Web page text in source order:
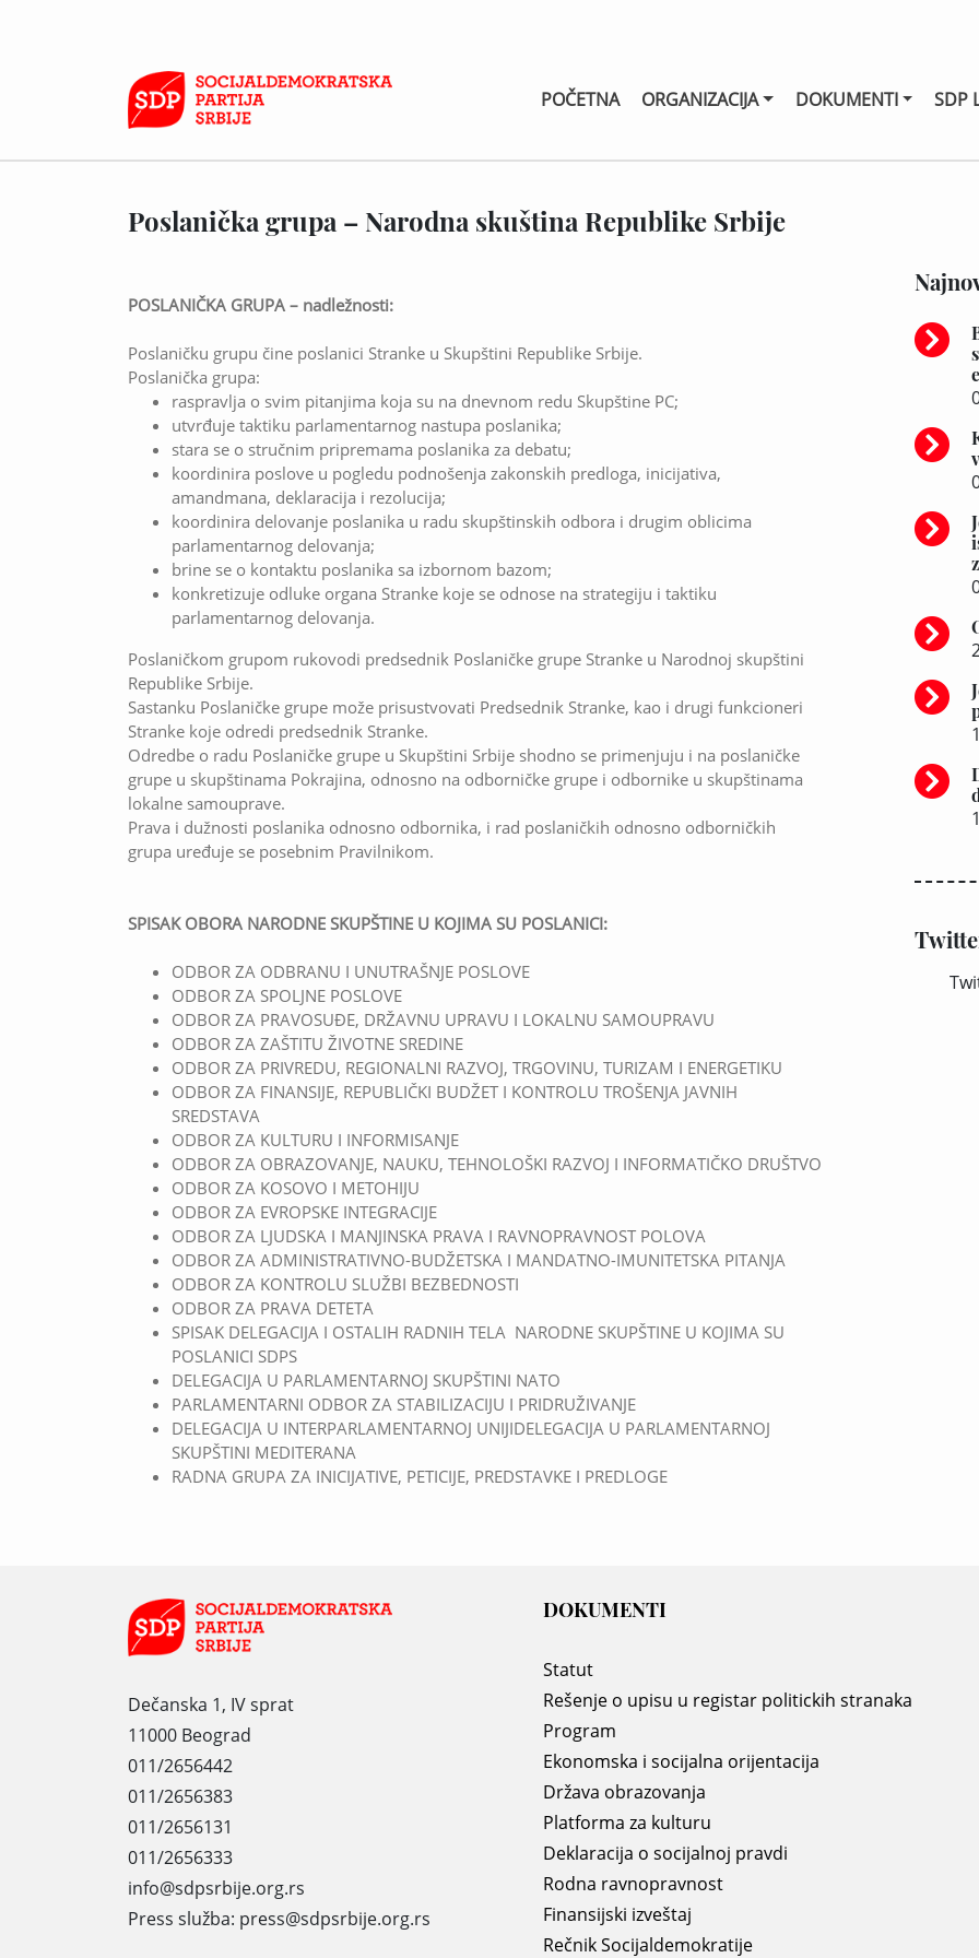
POČETNA ORGANIZACIJA DOKUMENTI SDP
Poslanička grupa – Narodna skuština Republike Srbije
POSLANIČKA GRUPA – nadležnosti:
Poslaničku grupu čine poslanici Stranke u Skupštini Republike Srbije.
Poslanička grupa:
raspravlja o svim pitanjima koja su na dnevnom redu Skupštine PC;
utvrđuje taktiku parlamentarnog nastupa poslanika;
stara se o stručnim pripremama poslanika za debatu;
koordinira poslove u pogledu podnošenja zakonskih predloga, inicijativa,
amandmana, deklaracija i rezolucija;
koordinira delovanje poslanika u radu skupštinskih odbora i drugim oblicima
parlamentarnog delovanja;
brine se o kontaktu poslanika sa izbornom bazom;
konkretizuje odluke organa Stranke koje se odnose na strategiju i taktiku
parlamentarnog delovanja.
Poslaničkom grupom rukovodi predsednik Poslaničke grupe Stranke u Narodnoj skupštini
Republike Srbije.
Sastanku Poslaničke grupe može prisustvovati Predsednik Stranke, kao i drugi funkcioneri
Stranke koje odredi predsednik Stranke.
Odredbe o radu Poslaničke grupe u Skupštini Srbije shodno se primenjuju i na poslaničke
grupe u skupštinama Pokrajina, odnosno na odborničke grupe i odbornike u skupštinama
lokalne samouprave.
Prava i dužnosti poslanika odnosno odbornika, i rad poslaničkih odnosno odborničkih
grupa uređuje se posebnim Pravilnikom.
SPISAK OBORA NARODNE SKUPŠTINE U KOJIMA SU POSLANICI:
ODBOR ZA ODBRANU I UNUTRAŠNJE POSLOVE
ODBOR ZA SPOLJNE POSLOVE
ODBOR ZA PRAVOSUĐE, DRŽAVNU UPRAVU I LOKALNU SAMOUPRAVU
ODBOR ZA ZAŠTITU ŽIVOTNE SREDINE
ODBOR ZA PRIVREDU, REGIONALNI RAZVOJ, TRGOVINU, TURIZAM I ENERGETIKU
ODBOR ZA FINANSIJE, REPUBLIČKI BUDŽET I KONTROLU TROŠENJA JAVNIH
SREDSTAVA
ODBOR ZA KULTURU I INFORMISANJE
ODBOR ZA OBRAZOVANJE, NAUKU, TEHNOLOŠKI RAZVOJ I INFORMATIČKO DRUŠTVO
ODBOR ZA KOSOVO I METOHIJU
ODBOR ZA EVROPSKE INTEGRACIJE
ODBOR ZA LJUDSKA I MANJINSKA PRAVA I RAVNOPRAVNOST POLOVA
ODBOR ZA ADMINISTRATIVNO-BUDŽETSKA I MANDATNO-IMUNITETSKA PITANJA
ODBOR ZA KONTROLU SLUŽBI BEZBEDNOSTI
ODBOR ZA PRAVA DETETA
SPISAK DELEGACIJA I OSTALIH RADNIH TELA NARODNE SKUPŠTINE U KOJIMA SU
POSLANICI SDPS
DELEGACIJA U PARLAMENTARNOJ SKUPŠTINI NATO
PARLAMENTARNI ODBOR ZA STABILIZACIJU I PRIDRUŽIVANJE
DELEGACIJA U INTERPARLAMENTARNOJ UNIJIDELEGACIJA U PARLAMENTARNOJ
SKUPŠTINI MEDITERANA
RADNA GRUPA ZA INICIJATIVE, PETICIJE, PREDSTAVKE I PREDLOGE
Dečanska 1, IV sprat
11000 Beograd
011/2656442
011/2656383
011/2656131
011/2656333
info@sdpsrbije.org.rs
Press služba: press@sdpsrbije.org.rs
DOKUMENTI
Statut
Rešenje o upisu u registar politickih stranaka
Program
Ekonomska i socijalna orijentacija
Država obrazovanja
Platforma za kulturu
Deklaracija o socijalnoj pravdi
Rodna ravnopravnost
Finansijski izveštaj
Rečnik Socijaldemokratije